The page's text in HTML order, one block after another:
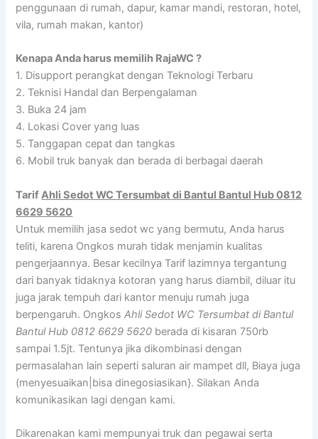
penggunaan di rumah, dapur, kamar mandi, restoran, hotel,
vila, rumah makan, kantor)
Kenapa Anda harus memilih RajaWC ?
1. Disupport perangkat dengan Teknologi Terbaru
2. Teknisi Handal dan Berpengalaman
3. Buka 24 jam
4. Lokasi Cover yang luas
5. Tanggapan cepat dan tangkas
6. Mobil truk banyak dan berada di berbagai daerah
TarifAhli Sedot WC Tersumbat di Bantul Bantul Hub 0812
6629 5620
Untuk memilih jasa sedot wc yang bermutu, Anda harus
teliti, karena Ongkos murah tidak menjamin kualitas
pengerjaannya. Besar kecilnya Tarif lazimnya tergantung
dari banyak tidaknya kotoran yang harus diambil, diluar itu
juga jarak tempuh dari kantor menuju rumah juga
berpengaruh. OngkosAhli Sedot WC Tersumbat di Bantul
Bantul Hub 0812 6629 5620 berada di kisaran 750rb
sampai 1.5jt. Tentunya jika dikombinasi dengan
permasalahan lain seperti saluran air mampet dll, Biaya juga
(menyesuaikan|bisa dinegosiasikan}. Silakan Anda
komunikasikan lagi dengan kami.
Dikarenakan kami mempunyai truk dan pegawai serta